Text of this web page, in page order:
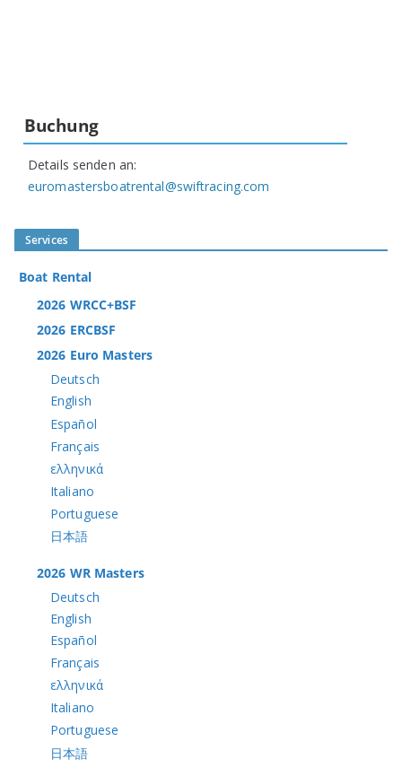
Buchung
Details senden an:
euromastersboatrental@swiftracing.com
Services
Boat Rental
2026 WRCC+BSF
2026 ERCBSF
2026 Euro Masters
Deutsch
English
Español
Français
ελληνικά
Italiano
Portuguese
日本語
2026 WR Masters
Deutsch
English
Español
Français
ελληνικά
Italiano
Portuguese
日本語